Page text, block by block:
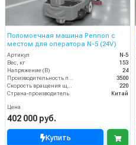
Поломоечная машина Pennon с
местом для оператора N-5 (24V)
Артикул
N-5
Вес, кг
153
Напряжение (В)
24
Производительность по площади (м2/ч)
3500
Скорость вращения щётки (об/мин)
220
Страна-производитель
Китай
Цена
402 000 руб.
Купить